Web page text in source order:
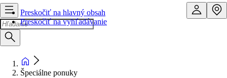
Preskočiť na hlavný obsah
Preskočiť na vyhľadávanie
Špeciálne ponuky